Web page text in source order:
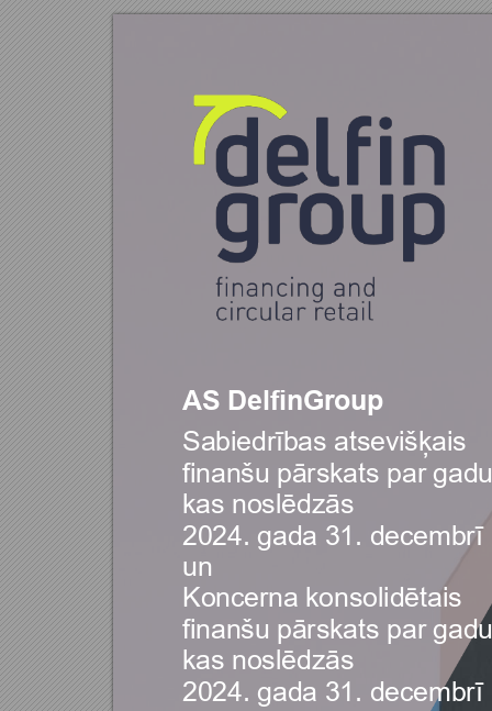
AS DelfinGroup
Sabiedrības atsevišķais
finanšu pārskats par
kas noslēdzās
2024. gada 31. decembrī
un
Koncerna konsolidētais
finanšu pārskats par
kas noslēdzās
2024. gada 31. decembrī